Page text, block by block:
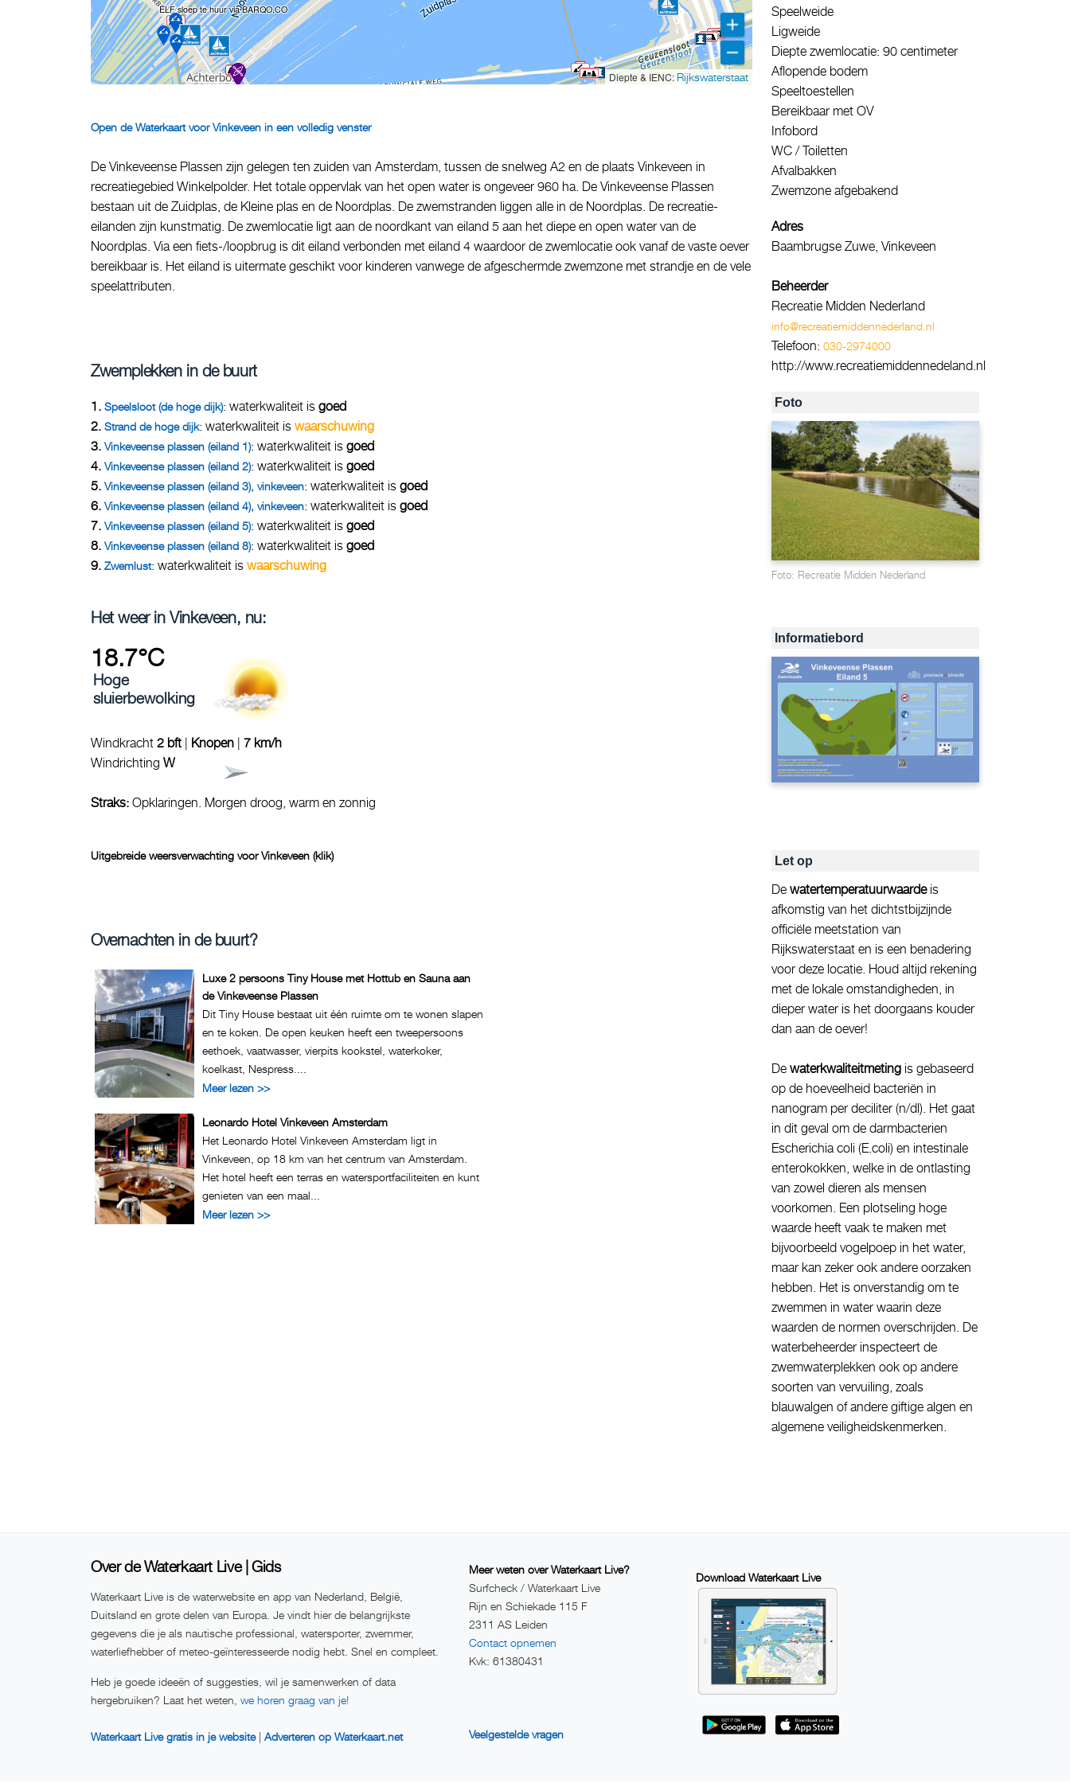
ELF sloep te huur via BARQO.CO
Diepte & IENC: Rijkswaterstaat
Open de Waterkaart voor Vinkeveen in een volledig venster
De Vinkeveense Plassen zijn gelegen ten zuiden van Amsterdam, tussen de snelweg A2 en de plaats Vinkeveen in
recreatiegebied Winkelpolder. Het totale oppervlak van het open water is ongeveer 960 ha. De Vinkeveense Plassen
bestaan uit de Zuidplas, de Kleine plas en de Noordplas. De zwemstranden liggen alle in de Noordplas. De recreatie-
eilanden zijn kunstmatig. De zwemlocatie ligt aan de noordkant van eiland 5 aan het diepe en open water van de
Noordplas. Via een fiets-/loopbrug is dit eiland verbonden met eiland 4 waardoor de zwemlocatie ook vanaf de vaste oever
bereikbaar is. Het eiland is uitermate geschikt voor kinderen vanwege de afgeschermde zwemzone met strandje en de vele
speelattributen.
Zwemplekken in de buurt
1. Speelsloot (de hoge dijk): waterkwaliteit is goed
2. Strand de hoge dijk: waterkwaliteit is waarschuwing
3. Vinkeveense plassen (eiland 1): waterkwaliteit is goed
4. Vinkeveense plassen (eiland 2): waterkwaliteit is goed
5. Vinkeveense plassen (eiland 3), vinkeveen: waterkwaliteit is goed
6. Vinkeveense plassen (eiland 4), vinkeveen: waterkwaliteit is goed
7. Vinkeveense plassen (eiland 5): waterkwaliteit is goed
8. Vinkeveense plassen (eiland 8): waterkwaliteit is goed
9. Zwemlust: waterkwaliteit is waarschuwing
Het weer in Vinkeveen, nu:
18.7°C
Hoge
sluierbewolking
Windkracht 2 bft | Knopen | 7 km/h
Windrichting W
Straks: Opklaringen. Morgen droog, warm en zonnig
Uitgebreide weersverwachting voor Vinkeveen (klik)
Overnachten in de buurt?
Luxe 2 persoons Tiny House met Hottub en Sauna aan
de Vinkeveense Plassen
Dit Tiny House bestaat uit één ruimte om te wonen slapen
en te koken. De open keuken heeft een tweepersoons
eethoek, vaatwasser, vierpits kookstel, waterkoker,
koelkast, Nespress....
Meer lezen >>
Leonardo Hotel Vinkeveen Amsterdam
Het Leonardo Hotel Vinkeveen Amsterdam ligt in
Vinkeveen, op 18 km van het centrum van Amsterdam.
Het hotel heeft een terras en watersportfaciliteiten en kunt
genieten van een maal...
Meer lezen >>
Speelweide
Ligweide
Diepte zwemlocatie: 90 centimeter
Aflopende bodem
Speeltoestellen
Bereikbaar met OV
Infobord
WC / Toiletten
Afvalbakken
Zwemzone afgebakend
Adres
Baambrugse Zuwe, Vinkeveen
Beheerder
Recreatie Midden Nederland
info@recreatiemiddennederland.nl
Telefoon: 030-2974000
http://www.recreatiemiddennedeland.nl
Foto
Foto: Recreatie Midden Nederland
Informatiebord
Let op
De watertemperatuurwaardeis
afkomstig van het dichtstbijzijnde
officiële meetstation van
Rijkswaterstaat en is een benadering
voor deze locatie. Houd altijd rekening
met de lokale omstandigheden, in
dieper water is het doorgaans kouder
dan aan de oever!
De waterkwaliteitmeting is gebaseerd
op de hoeveelheid bacteriën in
nanogram per deciliter (n/dl). Het gaat
in dit geval om de darmbacterien
Escherichia coli (E.coli) en intestinale
enterokokken, welke in de ontlasting
van zowel dieren als mensen
voorkomen. Een plotseling hoge
waarde heeft vaak te maken met
bijvoorbeeld vogelpoep in het water,
maar kan zeker ook andere oorzaken
hebben. Het is onverstandig om te
zwemmen in water waarin deze
waarden de normen overschrijden. De
waterbeheerder inspecteert de
zwemwaterplekken ook op andere
soorten van vervuiling, zoals
blauwalgen of andere giftige algen en
algemene veiligheidskenmerken.
Over de Waterkaart Live | Gids
Waterkaart Live is de waterwebsite en app van Nederland, België,
Duitsland en grote delen van Europa. Je vindt hier de belangrijkste
gegevens die je als nautische professional, watersporter, zwemmer,
waterliefhebber of meteo-geïnteresseerde nodig hebt. Snel en compleet.
Heb je goede ideeën of suggesties, wil je samenwerken of data
hergebruiken? Laat het weten, we horen graag van je!
Waterkaart Live gratis in je website| Adverteren op Waterkaart.net
Meer weten over Waterkaart Live?
Surfcheck / Waterkaart Live
Rijn en Schiekade 115 F
2311 AS Leiden
Contact opnemen
Kvk: 61380431
Veelgestelde vragen
Download Waterkaart Live